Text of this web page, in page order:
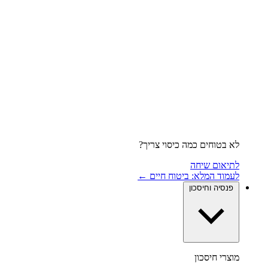
לא בטוחים כמה כיסוי צריך?
לתיאום שיחה
לעמוד המלא: ביטוח חיים ←
פנסיה וחיסכון
מוצרי חיסכון